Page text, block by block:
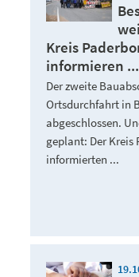
Kreis
informieren ...
Der zweite
Ortsdurchfahrt in
abgeschlossen.
geplant: Der Kreis
informierten ...